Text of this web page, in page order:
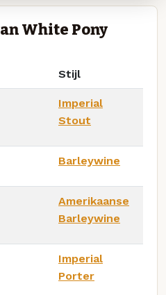
White Pony
Stijl
Imperial
Stout
Barleywine
Amerikaanse
Barleywine
Imperial
Porter